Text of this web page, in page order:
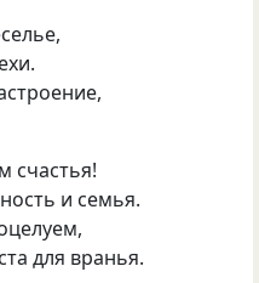
счастья!
и семья.
для вранья.